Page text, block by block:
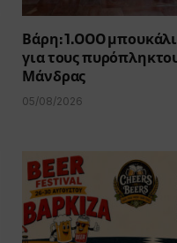
Βάρη: 1.000
για τους
Μάνδρας
05/08/2026